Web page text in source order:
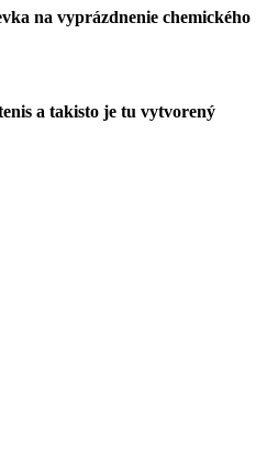
na vyprázdnenie chemického
a takisto je tu vytvorený